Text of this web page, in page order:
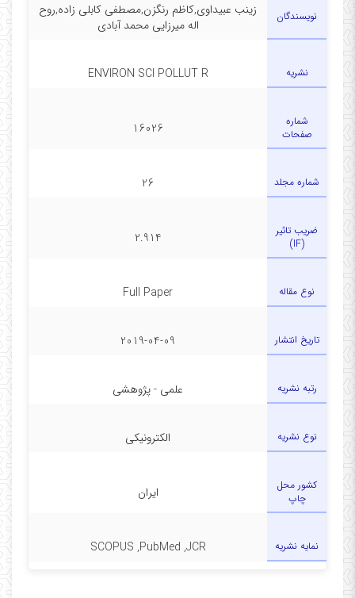
نویسندگان
زینب عبیداوی,کاظم رنگزن,مصطفی کابلی زاده,روح
اله میرزایی محمد آبادی
نشریه ENVIRON SCI POLLUT R
شماره
صفحات
16026
شماره مجلد 26
ضریب تاثیر
(IF)
2.914
نوع مقاله Full Paper
تاریخ انتشار 2019-04-09
رتبه نشریه علمی - پژوهشی
نوع نشریه الکترونیکی
کشور محل
چاپ
ایران
نمایه نشریه SCOPUS ,PubMed ,JCR